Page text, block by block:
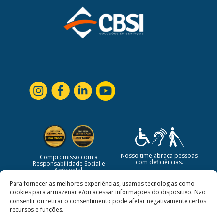
Para fornecer as melhores experiências, usamos tecnologias como
cookies para armazenar e/ou acessar informações do dispositivo. Não
consentir ou retirar o consentimento pode afetar negativamente certos
recursos e funções.
Compromisso com a
Responsabilidade Social e
Ambiental.
Nosso time abraça pessoas
com deficiências.